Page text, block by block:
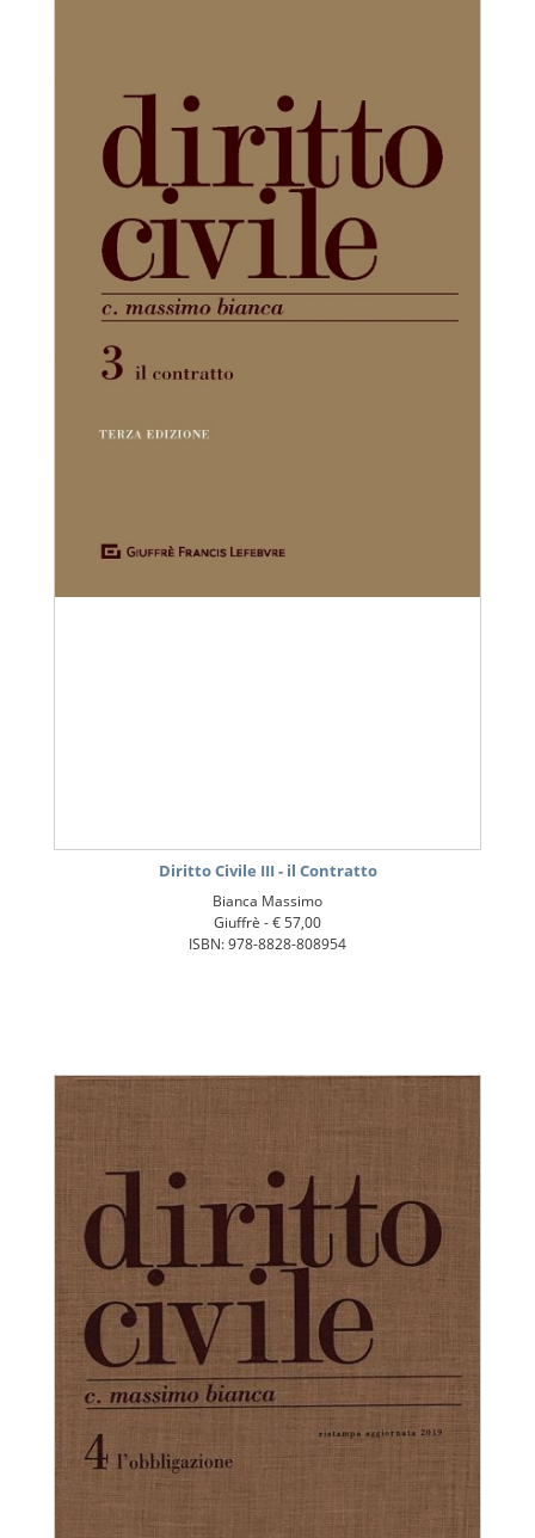
Diritto Civile III - il Contratto
Bianca Massimo
Giuffrè -€ 57,00
ISBN: 978-8828-808954